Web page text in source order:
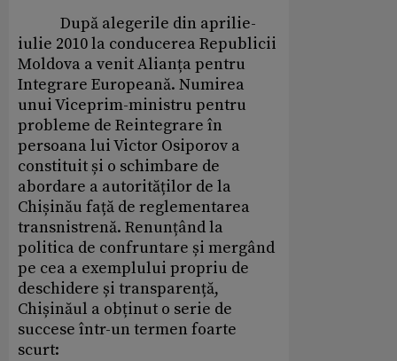
După alegerile din aprilie-
iulie 2010 la conducerea Republicii
Moldova a venit Alianța pentru
Integrare Europeană. Numirea
unui Viceprim-ministru pentru
probleme de Reintegrare în
persoana lui Victor Osiporov a
constituit și o schimbare de
abordare a autorităților de la
Chișinău față de reglementarea
transnistrenă. Renunțând la
politica de confruntare și mergând
pe cea a exemplului propriu de
deschidere și transparență,
Chișinăul a obținut o serie de
succese într-un termen foarte
scurt: